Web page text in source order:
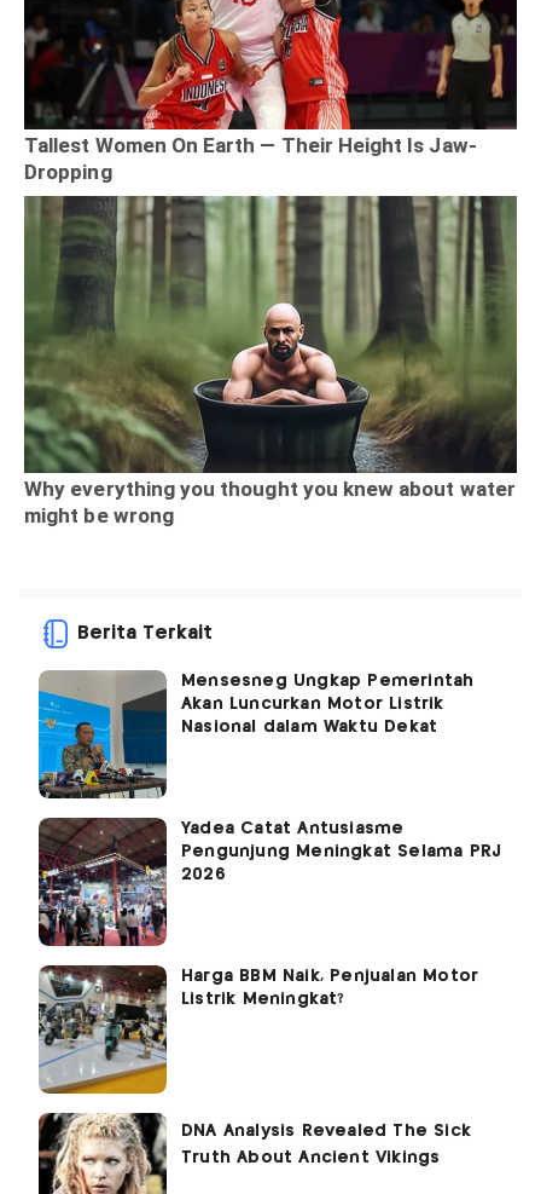
Berita Terkait
Mensesneg Ungkap Pemerintah
Akan Luncurkan Motor Listrik
Nasional dalam Waktu Dekat
Yadea Catat Antusiasme
Pengunjung Meningkat Selama PRJ
2026
Harga BBM Naik, Penjualan Motor
Listrik Meningkat?